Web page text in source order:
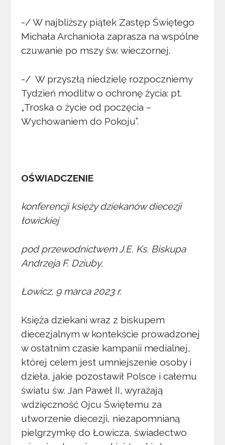
-/ W najbliższy piątek Zastęp Świętego
Michała Archanioła zaprasza na wspólne
czuwanie po mszy św. wieczornej.
-/ W przyszłą niedzielę rozpoczniemy
Tydzień modlitw o ochronę życia: pt.
„Troska o życie od poczęcia –
Wychowaniem do Pokoju”.
OŚWIADCZENIE
konferencji księży dziekanów diecezji
łowickiej
pod przewodnictwem J.E. Ks. Biskupa
Andrzeja F. Dziuby,
Łowicz, 9 marca 2023 r.
Księża dziekani wraz z biskupem
diecezjalnym w kontekście prowadzonej
w ostatnim czasie kampanii medialnej,
której celem jest umniejszenie osoby i
dzieła, jakie pozostawił Polsce i całemu
światu św. Jan Paweł II, wyrażają
wdzięczność Ojcu Świętemu za
utworzenie diecezji, niezapomnianą
pielgrzymkę do Łowicza, świadectwo